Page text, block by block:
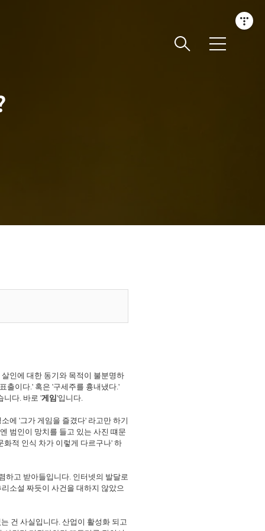
메
인에 대한 동기와 목적이 불분명하
출이다.' 혹은 '구세주를 흉내냈다.'
니다. 바로 '게임 '입니다.
에 '그가 게임을 즐겼다' 라고만 하기
범인이 망치를 들고 있는 사진 떄문
화적 인식 차가 이렇게 다르구나' 하
하고 받아들입니다. 인터넷의 발달로
소설 짜듯이 사건을 대하지 않았으
건 사실입니다. 산업이 활성화 되고